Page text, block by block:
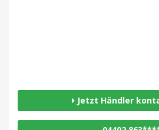
Jetzt Händler